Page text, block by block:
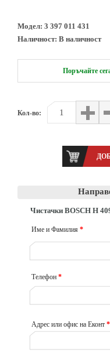
Модел: 3 397 011 431
Наличност: В наличност
Поръчайте
Кол-во:
Чистачки BOSCH H
Име и Фамилия *
Телефон *
Адрес или офис на Еконт *